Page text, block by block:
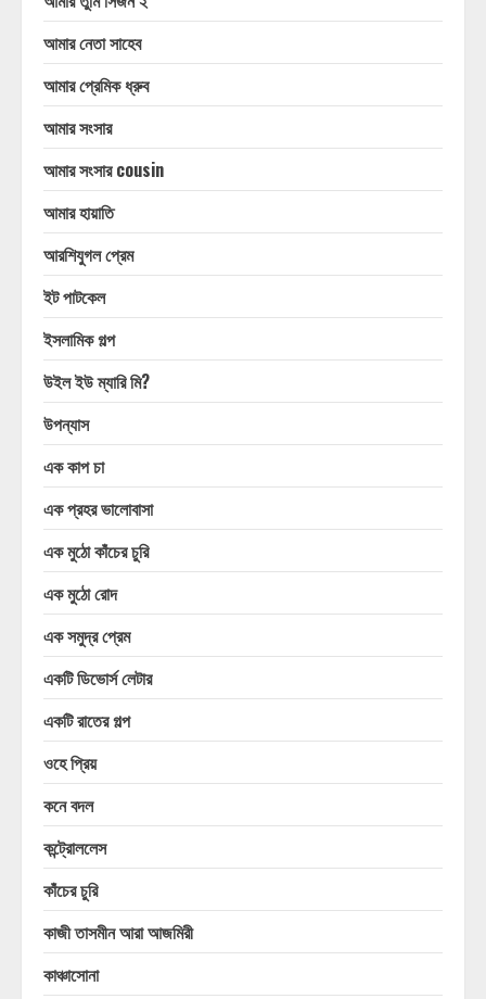
আমার নেতা সাহেব
আমার প্রেমিক ধ্রুব
আমার সংসার
আমার সংসার cousin
আমার হায়াতি
আরশিযুগল প্রেম
ইট পাটকেল
ইসলামিক গল্প
উইল ইউ ম্যারি মি?
উপন্যাস
এক কাপ চা
এক প্রহর ভালোবাসা
এক মুঠো কাঁচের চুরি
এক মুঠো রোদ
এক সমুদ্র প্রেম
একটি ডিভোর্স লেটার
একটি রাতের গল্প
ওহে প্রিয়
কনে বদল
কন্ট্রোললেস
কাঁচের চুরি
কাজী তাসমীন আরা আজমিরী
কাঞ্চাসোনা